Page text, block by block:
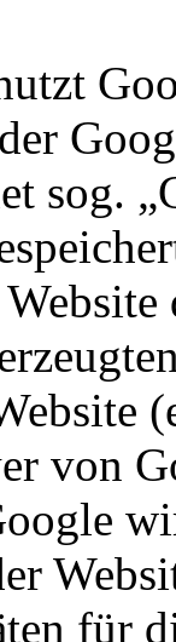
sog.
von
für